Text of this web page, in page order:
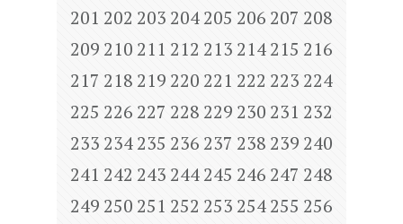
201 202 203 204205 206 207 208
209 210 211 212 213 214215 216
217 218 219 220 221 222 223 224
225 226 227 228 229 230 231 232
233 234235 236 237 238 239 240
241 242 243 244245 246 247 248
249 250 251 252 253 254255 256